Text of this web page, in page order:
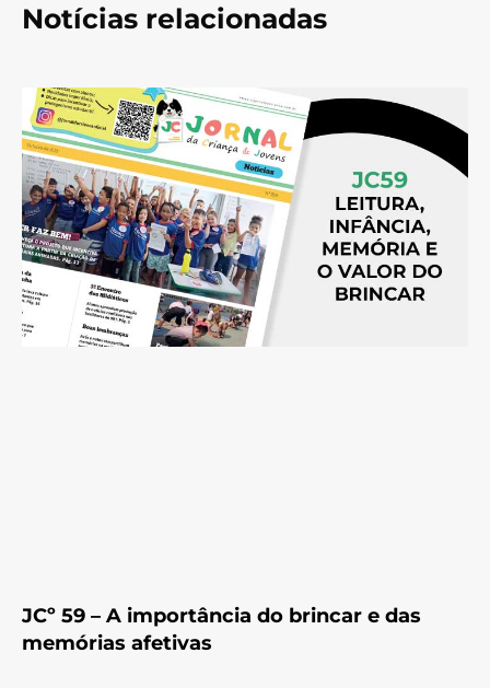
Notícias relacionadas
JCº 59 – A importância do brincar e das
memórias afetivas